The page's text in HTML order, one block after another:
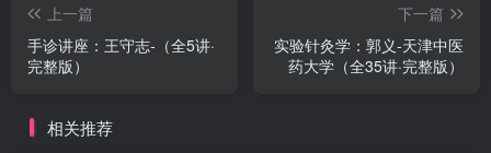
上一篇
手诊讲座：王守志-（全5讲·
完整版）
下一篇
实验针灸学：郭义-天津中医
药大学（全35讲·完整版）
相关推荐